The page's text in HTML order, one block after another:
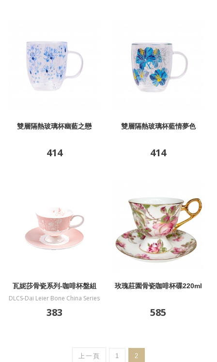
雙層隔熱玻璃杯幽藍之戀
414
雙層隔熱玻璃杯藍情夢色
414
瓦妮莎骨瓷系列-咖啡杯盤組
DLCS-Dai Leier Bone China Series
383
玫瑰莊園骨瓷咖啡杯碟220ml
585
上一頁 1 2